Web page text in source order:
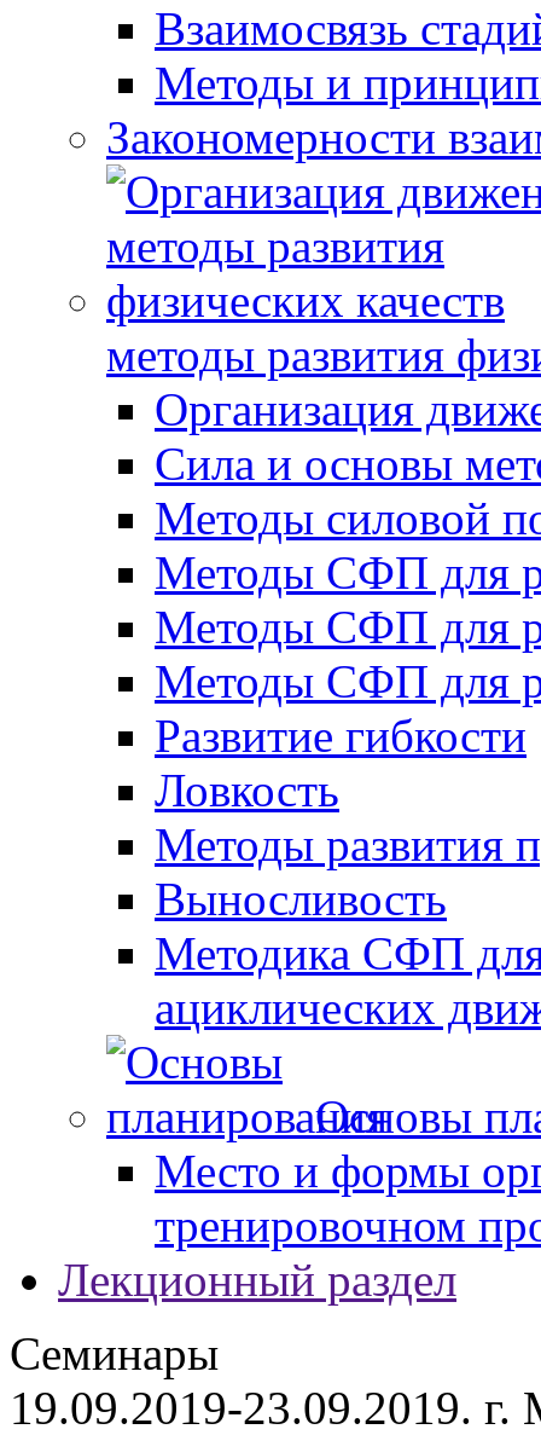
Взаимосвязь
Методы и
Закономерности
методы развития
Организация
Сила и основы
Методы силовой
Методы СФП для
Методы СФП для
Методы СФП для
Развитие гибкости
Ловкость
Методы развития
Выносливость
Методика СФП для
ациклических
Основы
Место и формы
тренировочном
Лекционный раздел
Семинары
19.09.2019-23.09.2019. г.